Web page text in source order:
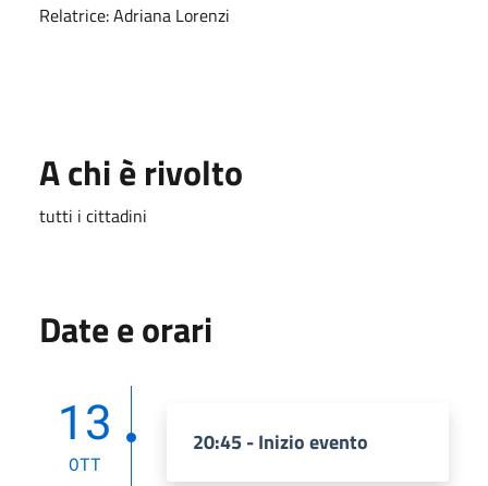
Relatrice: Adriana Lorenzi
A chi è rivolto
tutti i cittadini
Date e orari
13
OTT
20:45 - Inizio evento